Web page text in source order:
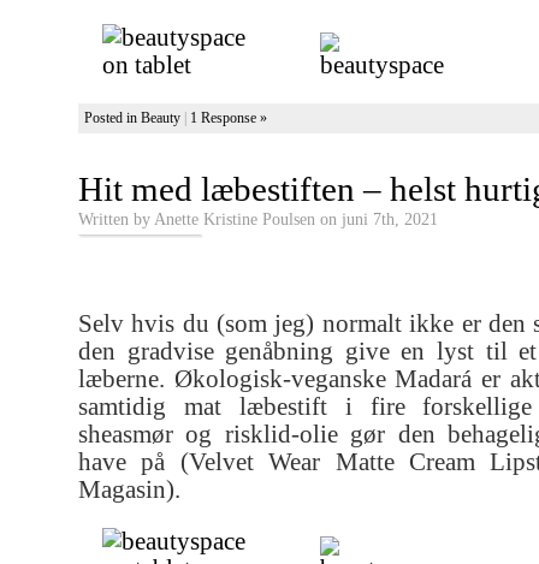
Posted in Beauty 1 Response »
Hit med læbestiften – helst
Written by Anette Kristine Poulsen on juni 7th, 2021
Selv hvis du (som jeg) normalt ikke er den
den gradvise genåbning give en lyst til
læberne. Økologisk-veganske Madará er
samtidig mat læbestift i fire
sheasmør og risklid-olie gør den
have på (Velvet Wear Matte Cream
Magasin).